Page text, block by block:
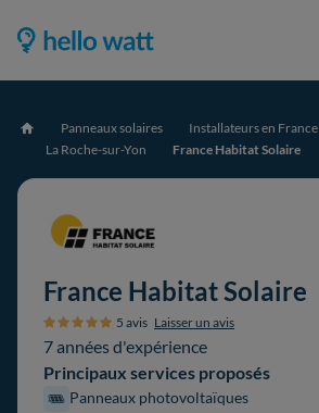
Accueil Panneaux solaires Installateurs en France
La Roche-sur-Yon
France Habitat Solaire
France Habitat Solaire
5 avis Laisser un avis
7 années d'expérience
Principaux services proposés
Panneaux photovoltaïques